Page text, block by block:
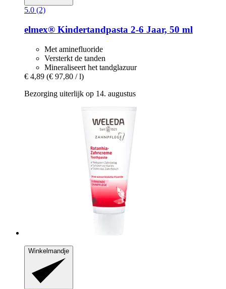
5.0 (2)
elmex® Kindertandpasta 2-​6 Jaar, 50 ml
Met aminefluoride
Versterkt de tanden
Mineraliseert het tandglazuur
€ 4,89 (€ 97,80 / l)
Bezorging uiterlijk op 14. augustus
Winkelmandje